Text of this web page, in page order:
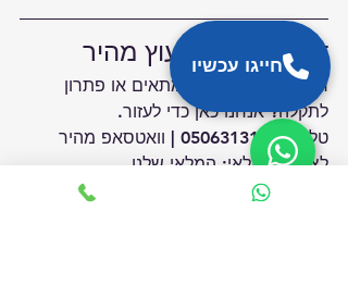
דברו איתנו לייעוץ מהיר
רוצים המלצה לדגם מתאים או פתרון
לתקלה? אנחנו כאן כדי לעזור.
טלפון: 0506313131
| וואטסאפ מהיר
לצפייה במלאי: המלאי שלנו
מדריכים קשורים להמשך
חייגו עכשיו